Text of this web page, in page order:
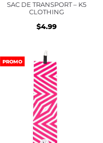
SAC DE TRANSPORT – K5
CLOTHING
$4.99
PROMO